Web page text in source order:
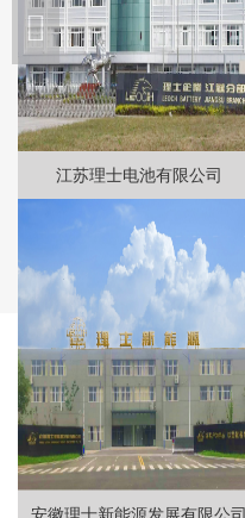
江苏理士电池有限公司
安徽理士新能源发展有限公司